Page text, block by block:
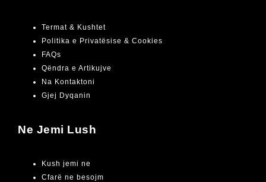
Termat & Kushtet
Politika e Privatësise & Cookies
FAQs
Qëndra e Artikujve
Na Kontaktoni
Gjej Dyqanin
Ne Jemi Lush
Kush jemi ne
Cfarë ne besojm